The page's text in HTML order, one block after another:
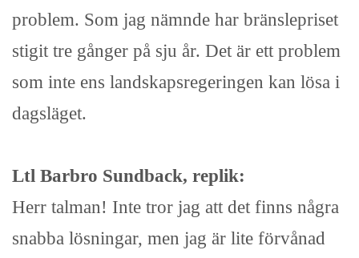
problem. Som jag nämnde har bränslepriset
stigit tre gånger på sju år. Det är ett problem
som inte ens landskapsregeringen kan lösa i
dagsläget.
Ltl Barbro Sundback, replik:
Herr talman! Inte tror jag att det finns några
snabba lösningar, men jag är lite förvånad